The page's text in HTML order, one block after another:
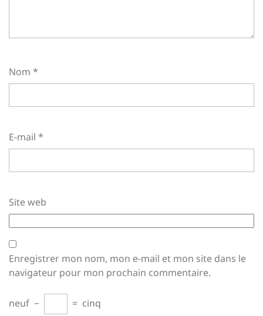
Nom *
E-mail *
Site web
Enregistrer mon nom, mon e-mail et mon site dans le
navigateur pour mon prochain commentaire.
neuf − = cinq